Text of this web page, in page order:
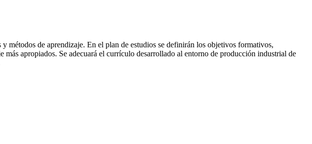
métodos de aprendizaje. En el plan de estudios se definirán los objetivos formativos,
apropiados. Se adecuará el currículo desarrollado al entorno de producción industrial de